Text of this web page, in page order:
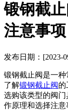
锻钢截
注意事项
发布日期：
锻钢截止阀是一种
了解锻钢截止阀的
选购该类型的阀
作原理和选择注意